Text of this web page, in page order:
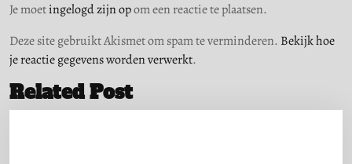
Je moetingelogd zijn opom een reactie te plaatsen.
Deze site gebruikt Akismet om spam te verminderen. Bekijk hoe
je reactie gegevens worden verwerkt.
Related Post